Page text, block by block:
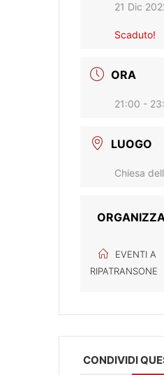
21 Dic
Scaduto!
ORA
21:00 -
LUOGO
Chiesa
EVENTI A
RIPATRANSONE
CONDIVIDI